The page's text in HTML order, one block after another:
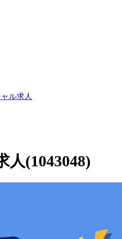
ル求人
(1043048)